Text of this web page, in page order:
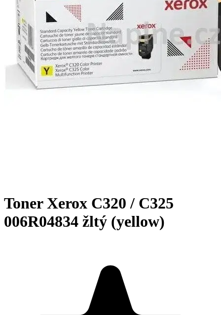
Toner Xerox C320 / C325
006R04834 žltý (yellow)